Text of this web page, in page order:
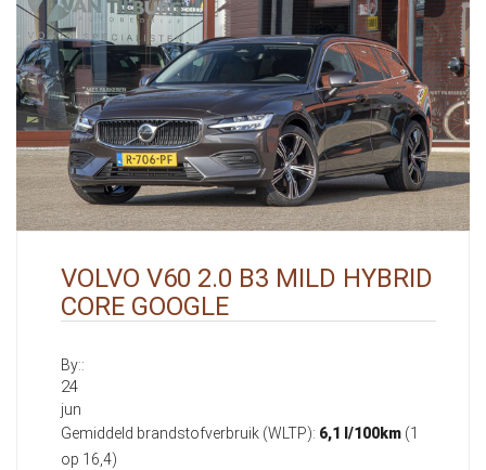
VOLVO V60 2.0 B3 MILD HYBRID
CORE GOOGLE
By::
24
jun
Gemiddeld brandstofverbruik (WLTP): 6,1 l/100km (1
op 16,4)